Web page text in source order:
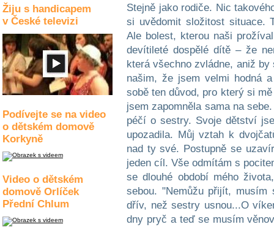
Žiju s handicapem
v České televizi
Podívejte se na video
o dětském domově
Korkyně
Video o dětském
domově Orlíček
Přední Chlum
Stejně jako rodiče. Nic
si uvědomit složitost situace.
Ale bolest, kterou naši
devítileté dospělé dítě – že
která všechno zvládne, aniž
našim, že jsem velmi hodná
sobě ten důvod, pro který si
jsem zapomněla sama na
péčí o sestry. Svoje dětství
upozadila. Můj vztah k
nad ty své. Postupně se
jeden cíl. Vše odmítám s
se dlouhé období mého
sebou. "Nemůžu přijít, musím
dřív, než sestry usnou...O
dny pryč a teď se musím